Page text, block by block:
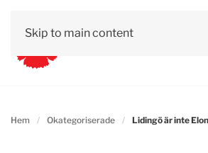
Skip to main content
Hem Okategoriserade Lidingö är inte